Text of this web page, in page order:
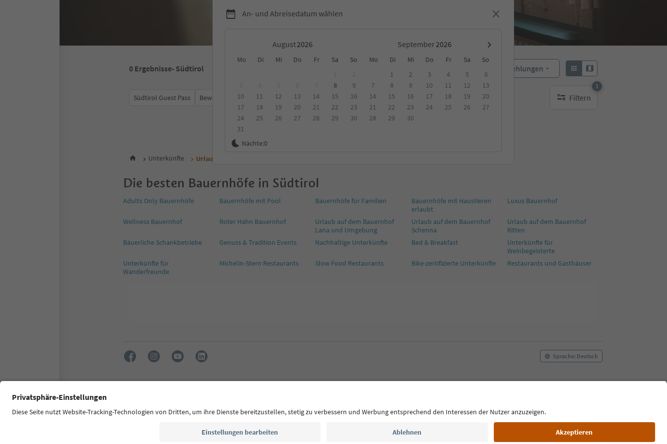
An- und Abreisedatum wählen
August September
Mo Di Mi Do Fr Sa So Mo Di Mi Do Fr Sa
So
8
9
10
11 12 13 14 15
16
17
18 19 20 21 22
23
24
25 26 27 28 29
30
31
1 2 3 4 5
6
7
8 9 10 11 12
13
14
15 16 17 18 19
20
21
22 23 24 25 26
27
28
29 30
Nächte:0
0 Ergebnisse- Südtirol Empfehlungen
Südtirol Guest Pass Bewertungen Kategorie Verpflegungsart Nachhaltige Unterkunft Filtern
1
1 aktiver Filter
Unterkünfte Urlaub auf dem Bauernhof
Die besten Bauernhöfe in Südtirol
Adults Only Bauernhöfe Bauernhöfe mit Pool Bauernhöfe für Familien
Bauernhöfe mit Haustieren
erlaubt
Luxus Bauernhof
Wellness Bauernhof Roter Hahn Bauernhof
Urlaub auf dem Bauernhof
Lana und Umgebung
Urlaub auf dem Bauernhof
Schenna
Urlaub auf dem Bauernhof
Ritten
Bäuerliche Schankbetriebe
Genuss & Tradition Events Nachhaltige Unterkünfte Bed & Breakfast
Unterkünfte für
Weinbegeisterte
Unterkünfte für
Wanderfreunde
Michelin-Stern Restaurants Slow Food Restaurants Bike-zertifizierte Unterkünfte Restaurants und Gasthäuser
Sprache: Deutsch